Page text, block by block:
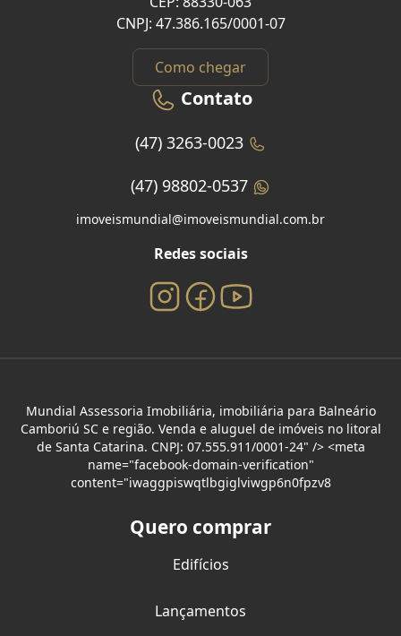
CNPJ: 47.386.165/0001-07
Como chegar
Contato
(47) 3263-0023
(47) 98802-0537
imoveismundial@imoveismundial.com.br
Redes sociais
Mundial Assessoria Imobiliária, imobiliária para Balneário
Camboriú SC e região. Venda e aluguel de imóveis no litoral
de Santa Catarina. CNPJ: 07.555.911/0001-24" /> <meta
name="facebook-domain-verification"
content="iwaggpiswqtlbgiglviwgp6n0fpzv8
Quero comprar
Edifícios
Lançamentos